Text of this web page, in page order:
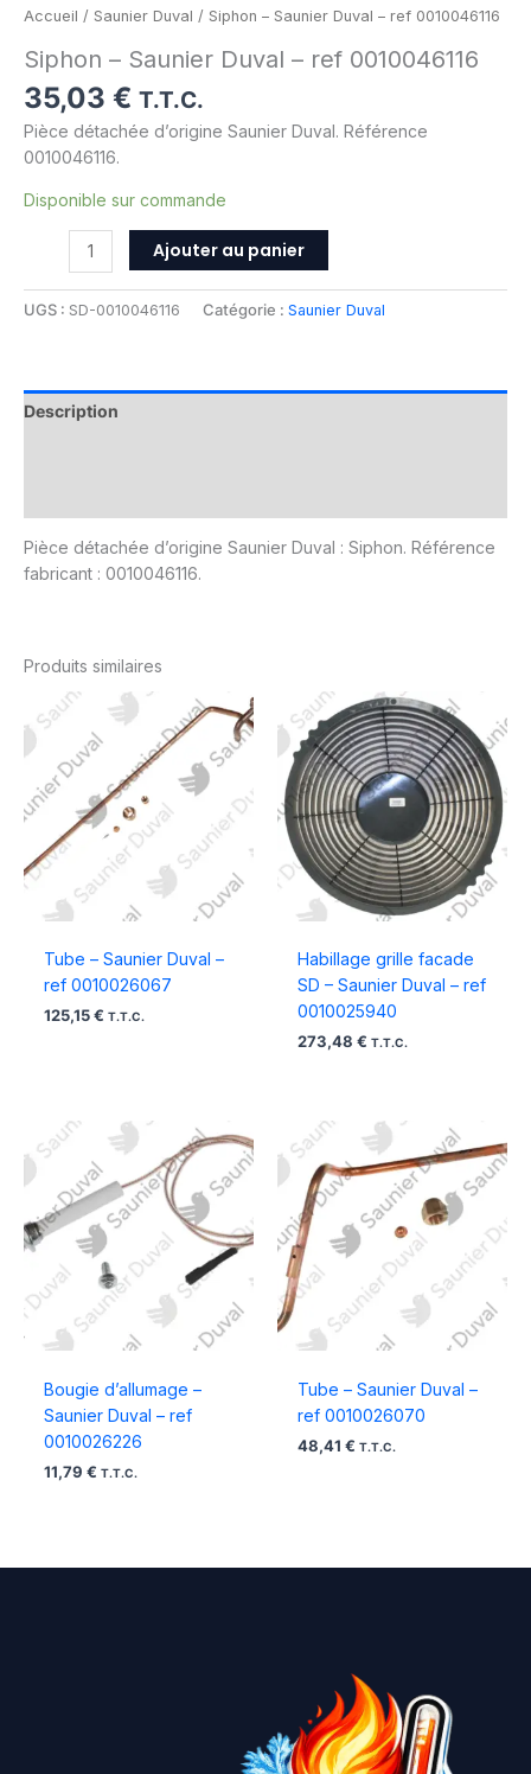
Accueil / Saunier Duval / Siphon – Saunier Duval – ref 0010046116
Siphon – Saunier Duval – ref 0010046116
35,03 € T.T.C.
Pièce détachée d’origine Saunier Duval. Référence
0010046116.
Disponible sur commande
Ajouter au panier
UGS : SD-0010046116 Catégorie : Saunier Duval
Description
Pièce détachée d’origine Saunier Duval : Siphon. Référence
fabricant : 0010046116.
Produits similaires
Tube – Saunier Duval –
ref 0010026067
125,15 € T.T.C.
Habillage grille facade
SD – Saunier Duval – ref
0010025940
273,48 € T.T.C.
Bougie d’allumage –
Saunier Duval – ref
0010026226
11,79 € T.T.C.
Tube – Saunier Duval –
ref 0010026070
48,41 € T.T.C.